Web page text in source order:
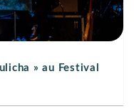
» au Festival